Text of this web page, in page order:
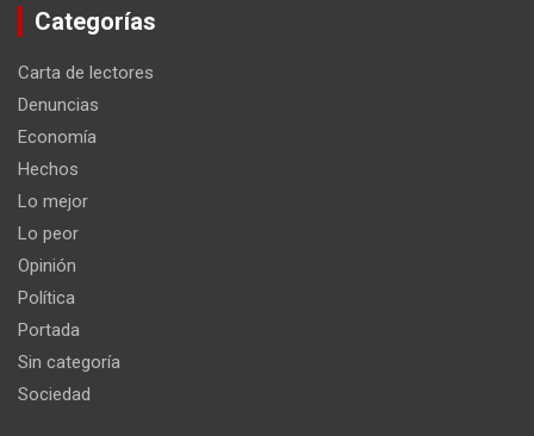
Categorías
Carta de lectores
Denuncias
Economía
Hechos
Lo mejor
Lo peor
Opinión
Política
Portada
Sin categoría
Sociedad